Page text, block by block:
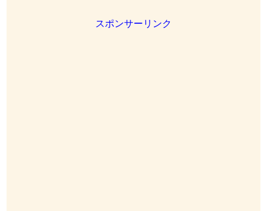
スポンサーリンク